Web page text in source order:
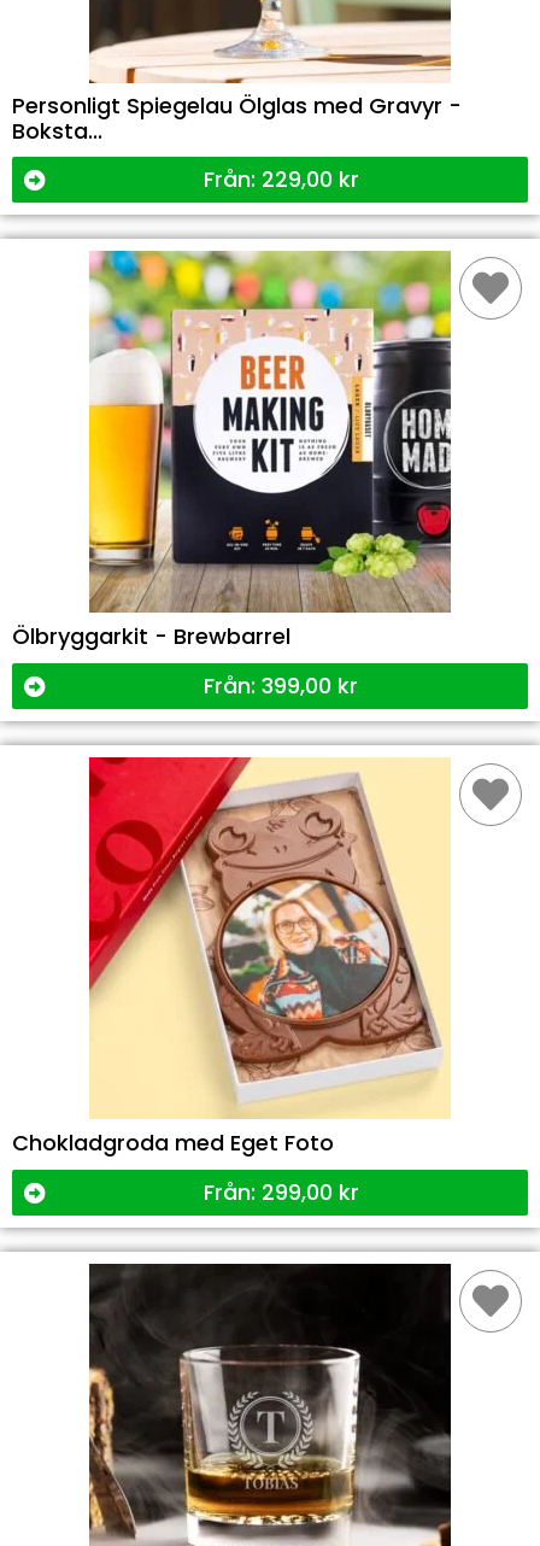
Personligt Spiegelau Ölglas med Gravyr -
Boksta...
Från: 229,00 kr
Ölbryggarkit - Brewbarrel
Från: 399,00 kr
Chokladgroda med Eget Foto
Från: 299,00 kr